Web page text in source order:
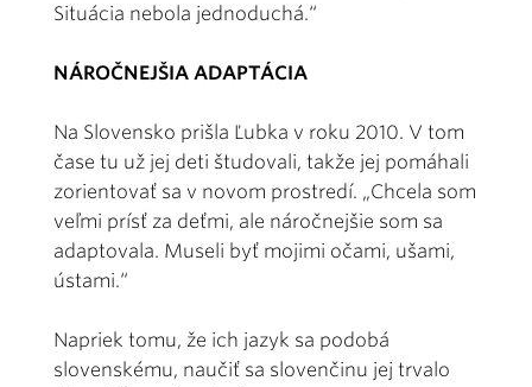
Situácia nebola jednoduchá.“
NÁROČNEJŠIA ADAPTÁCIA
Na Slovensko prišla Ľubka v roku 2010. V tom
čase tu už jej deti študovali, takže jej pomáhali
zorientovať sa v novom prostredí. „Chcela som
veľmi prísť za deťmi, ale náročnejšie som sa
adaptovala. Museli byť mojimi očami, ušami,
ústami.“
Napriek tomu, že ich jazyk sa podobá
slovenskému, naučiť sa slovenčinu jej trvalo